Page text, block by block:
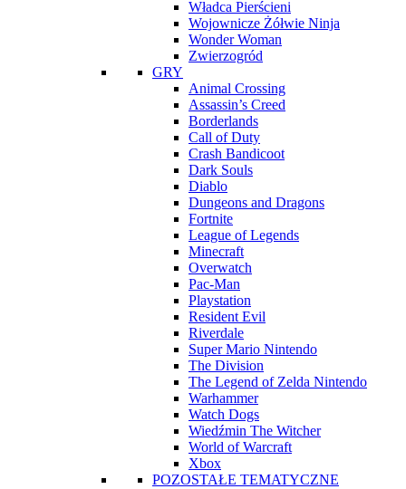
Władca Pierścieni
Wojownicze Żółwie Ninja
Wonder Woman
Zwierzogród
GRY
Animal Crossing
Assassin’s Creed
Borderlands
Call of Duty
Crash Bandicoot
Dark Souls
Diablo
Dungeons and Dragons
Fortnite
League of Legends
Minecraft
Overwatch
Pac-Man
Playstation
Resident Evil
Riverdale
Super Mario Nintendo
The Division
The Legend of Zelda Nintendo
Warhammer
Watch Dogs
Wiedźmin The Witcher
World of Warcraft
Xbox
POZOSTAŁE TEMATYCZNE